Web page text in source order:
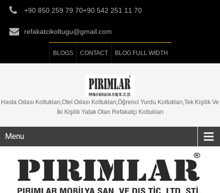
+90 850 259 79 70+90 542 251 11 70
refakatcikoltugu@gmail.com
BLOGS CONTACT BLOG FULL WIDTH
Hasta Odası Koltukları,Otel Odası Koltukları,Öğrenci Yurdu Koltukları,Tek Kişilik Ve
İki Kişilik Yatak Olan Refakatçi Koltukları
Menu